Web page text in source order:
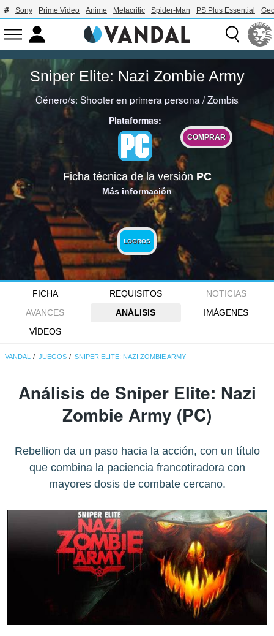
Sony Prime Video Anime Metacritic Spider-Man PS Plus Essential
Sniper Elite: Nazi Zombie Army
Género/s:Shooter en primera persona /Zombis
Plataformas:
COMPRAR
Ficha técnica de la versión PC
Más información
LOGROS
FICHA REQUISITOS
NOTICIAS
AVANCES
ANÁLISIS
IMÁGENES
VÍDEOS
VANDAL JUEGOS SNIPER ELITE: NAZI ZOMBIE ARMY
Análisis de Sniper Elite: Nazi
Zombie Army (PC)
Rebellion da un paso hacia la acción, con un título
que combina la paciencia francotiradora con
mayores dosis de combate cercano.